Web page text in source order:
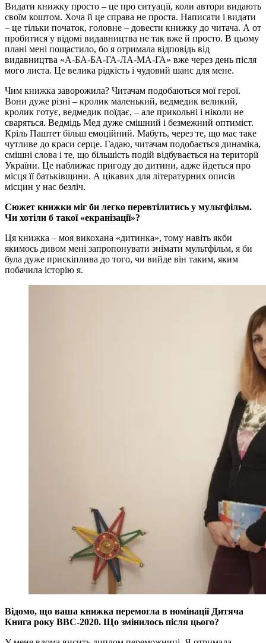
Видати книжку просто – це про ситуації, коли автори видають
своїм коштом. Хоча й це справа не проста. Написати і видати
– це тільки початок, головне – довести книжку до читача. А от
пробитися у відомі видавництва не так вже й просто. В цьому
плані мені пощастило, бо я отримала відповідь від
видавництва «А-БА-БА-ГА-ЛА-МА-ГА» вже через день після
мого листа. Це велика рідкість і чудовий шанс для мене.
Чим книжка заворожила? Читачам подобаються мої герої.
Вони дуже різні – кролик маленький, ведмедик великий,
кролик готує, ведмедик поїдає, – але прикольні і ніколи не
сваряться. Ведмідь Мед дуже смішний і безмежний оптиміст.
Кріль Паштет більш емоційний. Мабуть, через те, що має таке
чутливе до краси серце. Гадаю, читачам подобається динаміка,
смішні слова і те, що більшість подій відбувається на території
України. Це наближає пригоду до дитини, адже йдеться про
місця її батьківщини. А цікавих для літературних описів
місцин у нас безліч.
Сюжет книжки міг би легко перевтілитись у мультфільм.
Чи хотіли б такої «екранізації»?
Ця книжка – моя викохана «дитинка», тому навіть якби
якимось дивом мені запропонувати знімати мультфільм, я би
була дуже прискіплива до того, чи вийде він таким, яким
побачила історію я.
Відомо, що ваша книжка перемогла в номінації Дитяча
Книга року BBC-2020. Що змінилось після цього?